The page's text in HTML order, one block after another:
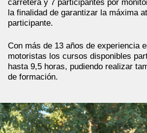
carretera y 7 participantes por
la finalidad de garantizar la máxima
participante.
Con más de 13 años de experiencia
motoristas los cursos disponibles
hasta 9,5 horas, pudiendo realizar
de formación.